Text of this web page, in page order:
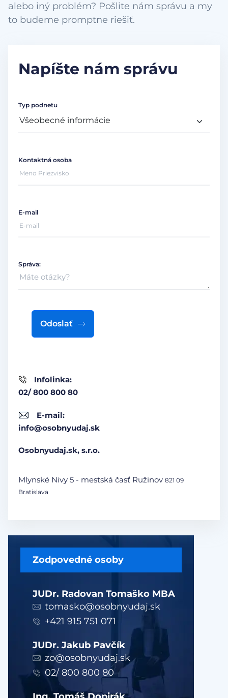
alebo iný problém? Pošlite nám správu a my
to budeme promptne riešiť.
Zodpovedné osoby
JUDr. Radovan Tomaško MBA
tomasko@osobnyudaj.sk
+421 915 751 071
JUDr. Jakub Pavčík
zo@osobnyudaj.sk
02/ 800 800 80
Napíšte nám správu
Infolinka:
02/ 800 800 80
E-mail:
info@osobnyudaj.sk
Osobnyudaj.sk, s.r.o.
Mlynské Nivy 5 - mestská časť Ružinov 821 09
Bratislava
Typ podnetu
Kontaktná osoba
E-mail
Správa:
Odoslať